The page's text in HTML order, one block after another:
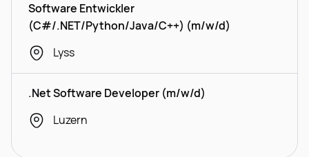
Software Entwickler
(C#/.NET/Python/Java/C++) (m/w/d)
Lyss
.Net Software Developer (m/w/d)
Luzern